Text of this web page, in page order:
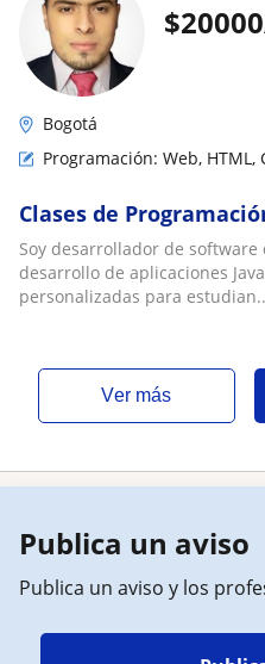
$20000
Bogotá
Programación: Web, HTML,
Clases de
Soy desarrollador de
desarrollo de aplicaciones
personalizadas para
ver más
Publica un aviso
Publica un aviso y los